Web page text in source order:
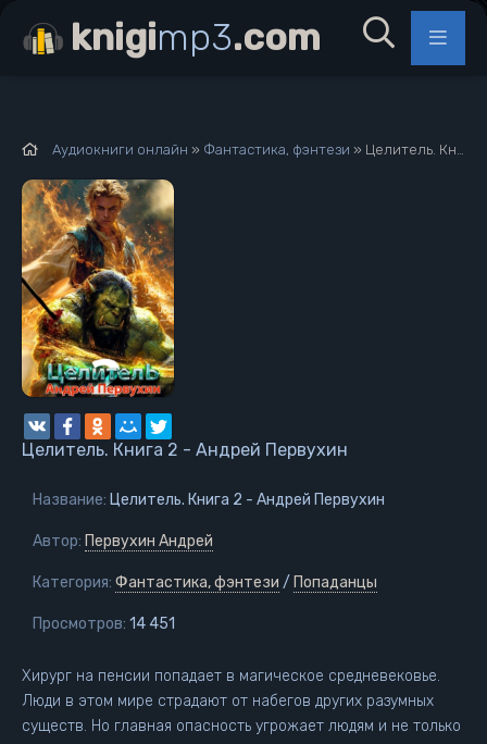
Аудиокниги онлайн » Фантастика, фэнтези » Целитель. Книга 2 - Андрей Первухин
Целитель. Книга 2 - Андрей Первухин
Название: Целитель. Книга 2 - Андрей Первухин
Автор: Первухин Андрей
Категория: Фантастика, фэнтези / Попаданцы
Просмотров: 14 451
Хирург на пенсии попадает в магическое средневековье.
Люди в этом мире страдают от набегов других разумных
существ. Но главная опасность угрожает людям и не только
knigimp3.com